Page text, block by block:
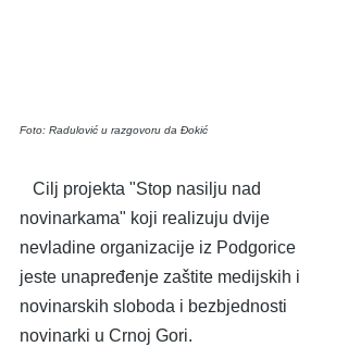
Foto: Radulović u razgovoru da Đokić
novinarkama" koji realizuju dvije
nevladine organizacije iz Podgorice
jeste unapređenje zaštite medijskih i
novinarskih sloboda i bezbjednosti
novinarki u Crnoj Gori.